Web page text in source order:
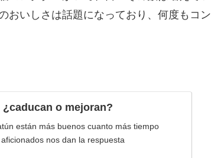
おいしさは話題になっており、何度もコン
o mejoran?
están más buenos cuanto más tiempo
nos dan la respuesta